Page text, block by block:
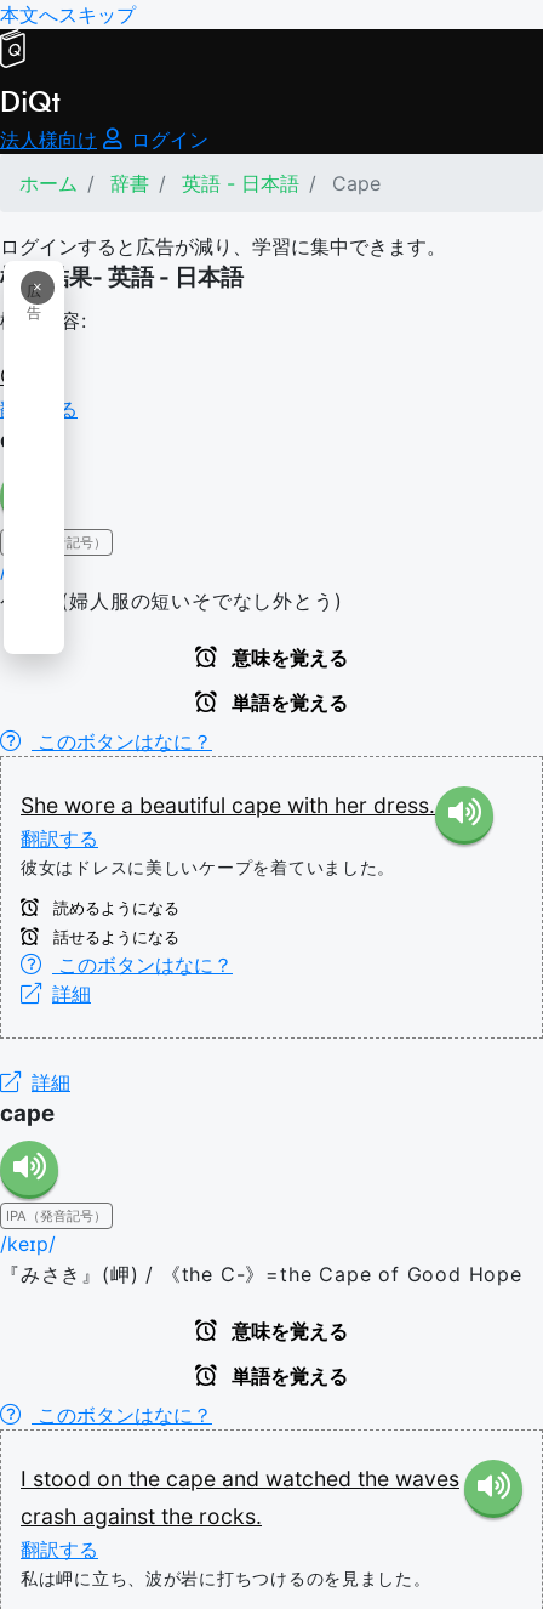
本文へスキップ
DiQt
法人様向け
ログイン
ホーム
辞書 英語 - 日本語 Cape
ログインすると広告が減り、学習に集中できます。
×
広
告
検索結果- 英語 - 日本語
検索内容:
Cape
翻訳する
cape
IPA（発音記号）
/keɪp/
ケープ(婦人服の短いそでなし外とう)
意味を覚える
単語を覚える
このボタンはなに？
She wore a beautiful cape with her dress.
翻訳する
彼女はドレスに美しいケープを着ていました。
読めるようになる
話せるようになる
このボタンはなに？
詳細
詳細
cape
IPA（発音記号）
/keɪp/
『みさき』(岬) / 《the C-》=the Cape of Good Hope
意味を覚える
単語を覚える
このボタンはなに？
I stood on the cape and watched the waves
crash against the rocks.
翻訳する
私は岬に立ち、波が岩に打ちつけるのを見ました。